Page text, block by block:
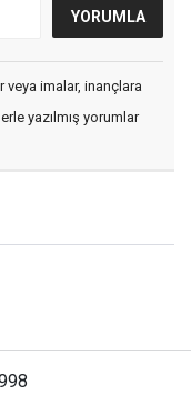
imalar, inançlara
yazılmış yorumlar